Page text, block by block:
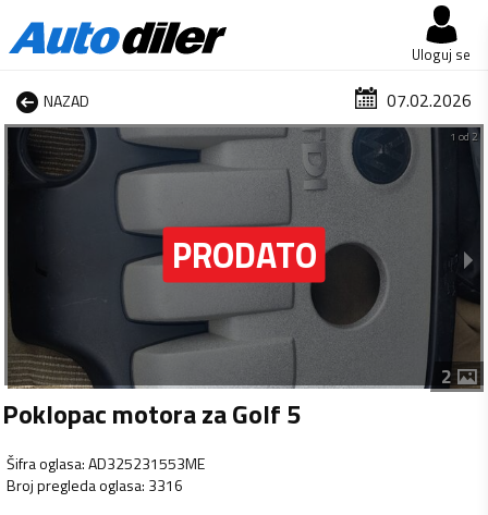
Uloguj se
NAZAD 07.02.2026
1 od 2
2
Poklopac motora za Golf 5
Šifra oglasa:AD325231553ME
Broj pregleda oglasa: 3316